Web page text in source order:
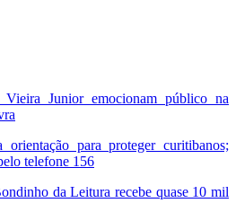
Junior emocionam público na
para proteger curitibanos;
telefone 156
da Leitura recebe quase 10 mil